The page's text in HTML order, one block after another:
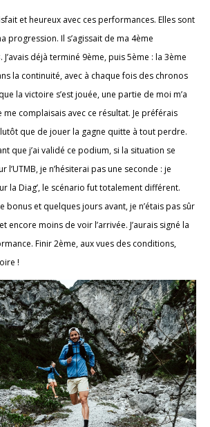
et heureux avec ces performances. Elles sont
progression. Il s’agissait de ma 4ème
J’avais déjà terminé 9ème, puis 5ème : la 3ème
la continuité, avec à chaque fois des chronos
la victoire s’est jouée, une partie de moi m’a
me complaisais avec ce résultat. Je préférais
que de jouer la gagne quitte à tout perdre.
que j’ai validé ce podium, si la situation se
l’UTMB, je n’hésiterai pas une seconde : je
la Diag’, le scénario fut totalement différent.
bonus et quelques jours avant, je n’étais pas sûr
encore moins de voir l’arrivée. J’aurais signé la
Finir 2ème, aux vues des conditions,
!